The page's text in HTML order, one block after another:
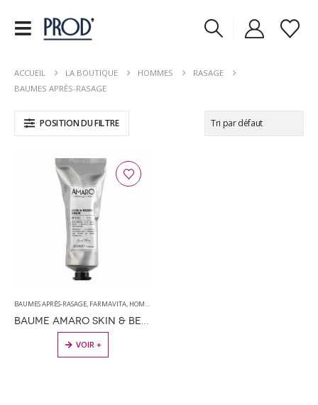
ACCUEIL LA BOUTIQUE HOMMES
RASAGE
BAUMES APRÈS-RASAGE
POSITION DU FILTRE
BAUMES APRÈS-RASAGE FARMAVITA HOMMES
BAUME AMARO SKIN & BEARD BALM – FARMAVITA
VOIR +